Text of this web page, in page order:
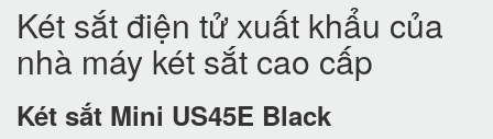
Két sắt điện tử xuất khẩu của
nhà máy két sắt cao cấp
Két sắt Mini US45E Black